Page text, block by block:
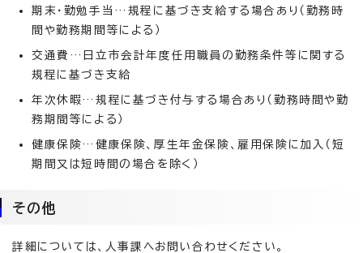
期末・勤勉手当…規程に基づき支給する場合あり（勤務時
間や勤務期間等による）
交通費…日立市会計年度任用職員の勤務条件等に関する
規程に基づき支給
年次休暇…規程に基づき付与する場合あり（勤務時間や勤
務期間等による）
健康保険…健康保険、厚生年金保険、雇用保険に加入（短
期間又は短時間の場合を除く）
その他
詳細については、人事課へお問い合わせください。